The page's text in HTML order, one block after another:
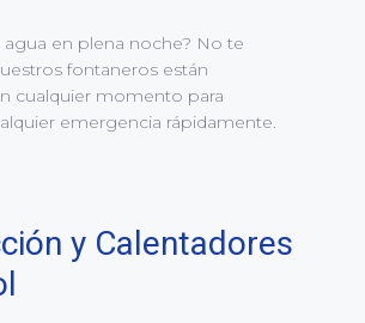
agua en plena noche? No te
fontaneros están
cualquier momento para
emergencia rápidamente.
y Calentadores